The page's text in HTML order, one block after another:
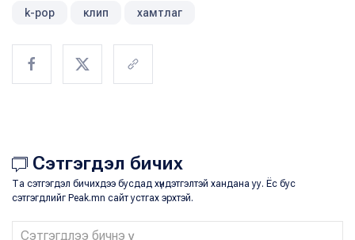
k-pop клип хамтлаг
Сэтгэгдэл бичих
Та сэтгэгдэл бичихдээ бусдад хүндэтгэлтэй хандана уу. Ёс бус
сэтгэгдлийг Peak.mn сайт устгах эрхтэй.